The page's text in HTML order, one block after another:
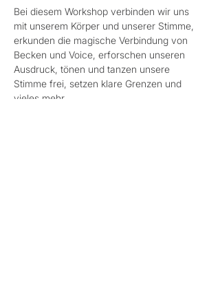
Bei diesem Workshop verbinden wir uns
mit unserem Körper und unserer Stimme,
erkunden die magische Verbindung von
Becken und Voice, erforschen unseren
Ausdruck, tönen und tanzen unsere
Stimme frei, setzen klare Grenzen und
vieles mehr.